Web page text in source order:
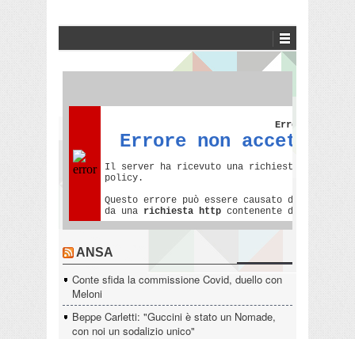
ANSA
Conte sfida la commissione Covid, duello con
Meloni
Beppe Carletti: "Guccini è stato un Nomade,
con noi un sodalizio unico"